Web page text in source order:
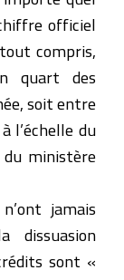
officiel
compris,
quart des
soit entre
l’échelle du
du ministère
jamais
dissuasion
sont «